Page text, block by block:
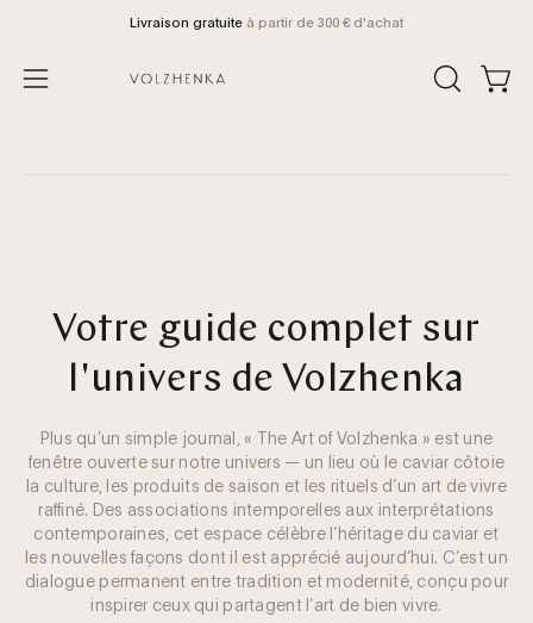
à partir de 300 € d'achat
Ouvrir
OUVRIRVoir
Votre guide complet sur
l'univers de Volzhenka
Plus qu’un simple journal, « The Art of Volzhenka » est une
fenêtre ouverte sur notre univers — un lieu où le caviar côtoie
la culture, les produits de saison et les rituels d’un art de vivre
raffiné. Des associations intemporelles aux interprétations
contemporaines, cet espace célèbre l’héritage du caviar et
les nouvelles façons dont il est apprécié aujourd’hui. C’est un
dialogue permanent entre tradition et modernité, conçu pour
inspirer ceux qui partagent l’art de bien vivre.